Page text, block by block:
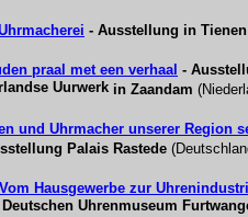
- Ausstellung in Tienen
praal met een verhaal -
Uurwerk in Zaandam
und Uhrmacher unserer Region
Palais Rastede
Hausgewerbe zur
Uhrenmuseum